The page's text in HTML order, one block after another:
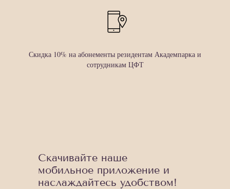
Скидка 10% на абонементы резидентам Академпарка и
сотрудникам ЦФТ
Скачивайте наше
мобильное приложение и
наслаждайтесь удобством!